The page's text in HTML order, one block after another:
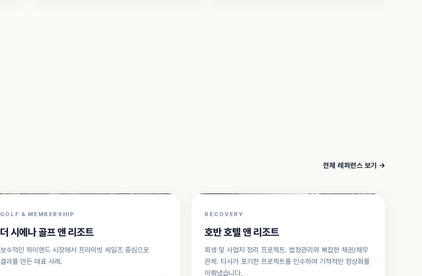
전체 레퍼런스 보기 →
GOLF & MEMBERSHIP
더 시에나 골프 앤 리조트
보수적인 하이엔드 시장에서 프라이빗 세일즈 중심으로
결과를 만든 대표 사례.
RECOVERY
호반 호텔 앤 리조트
회생 및 사업지 정리 프로젝트. 법정관리와 복잡한 채권/채무
관계. 타사가 포기한 프로젝트를 인수하여 기적적인 정상화를
이뤄냈습니다.